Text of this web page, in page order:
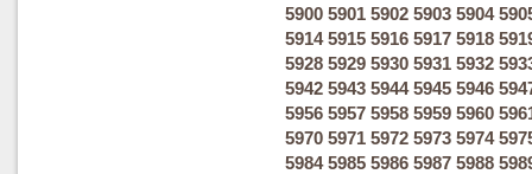
5900 5901 5902 5903 5904
5914 5915 5916 5917 5918
5928 5929 5930 5931 5932
5942 5943 5944 5945 5946
5956 5957 5958 5959 5960
5970 5971 5972 5973 5974
5984 5985 5986 5987 5988